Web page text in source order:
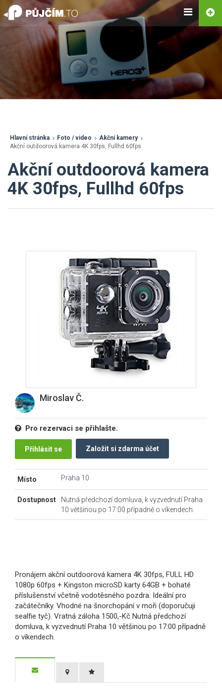
Hlavní stránka Foto / video
Akční kamery
Akční outdoorová kamera 4K 30fps, Fullhd 60fps
Akční outdoorová kamera
4K 30fps, Fullhd 60fps
Miroslav Č.
Pro rezervaci se přihlašte.
Přihlásit se Založit si zdarma účet
Místo Praha 10
Dostupnost
Nutná předchozí domluva, k vyzvednutí Praha
10 většinou po 17:00 případně o víkendech.
Pronájem akční outdoorová kamera 4K 30fps, FULL HD
1080p 60fps + Kingston microSD karty 64GB + bohaté
příslušenství včetně vodotěsného pozdra. Ideální pro
začátečníky. Vhodné na šnorchopání v moři (doporučuji
sealfie tyč). Vratná záloha 1500,-Kč Nutná předchozí
domluva, k vyzvednutí Praha 10 většinou po 17:00 případně
o víkendech.